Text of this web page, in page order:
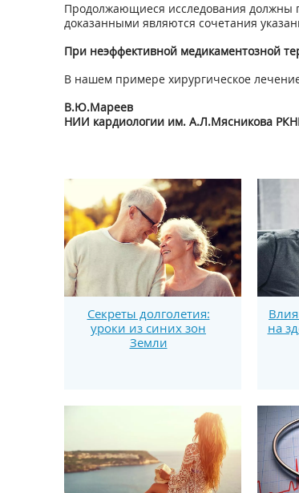
Продолжающиеся исследования должны
доказанными являются сочетания
При неэффективной медикаментозной
В нашем примере хирургическое
В.Ю.Мареев
НИИ кардиологии им. А.Л.Мясникова
Секреты долголетия:
уроки из синих зон
Земли
на